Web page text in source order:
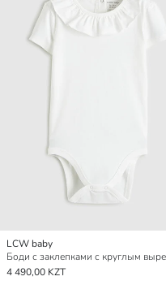
LCW baby
4 490,00 KZT